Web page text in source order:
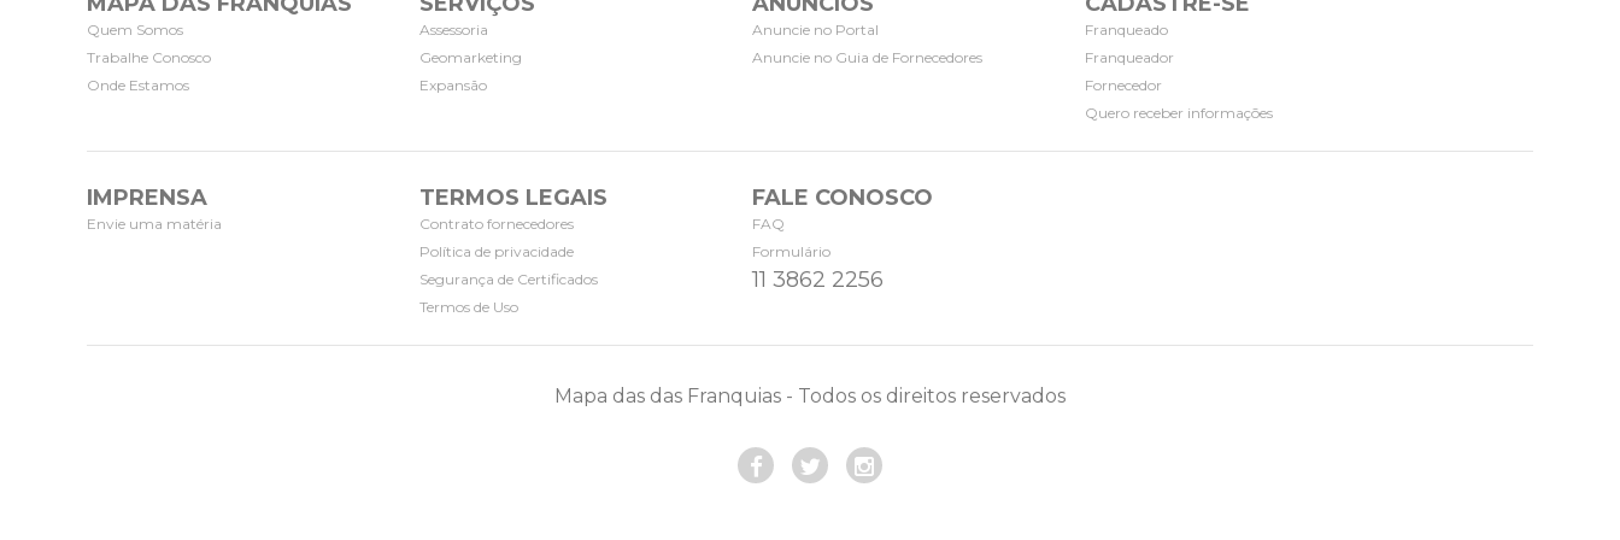
Quem Somos
Trabalhe Conosco
Onde Estamos
Assessoria
Geomarketing
Expansão
Anuncie no Portal
Anuncie no Guia de Fornecedores
Franqueado
Franqueador
Fornecedor
Quero receber informações
IMPRENSA
Envie uma matéria
TERMOS LEGAIS
Contrato fornecedores
Política de privacidade
Segurança de Certificados
Termos de Uso
FALE CONOSCO
FAQ
Formulário
11 3862 2256
Mapa das das Franquias - Todos os direitos reservados